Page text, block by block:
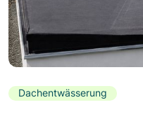
Dachentwässerung